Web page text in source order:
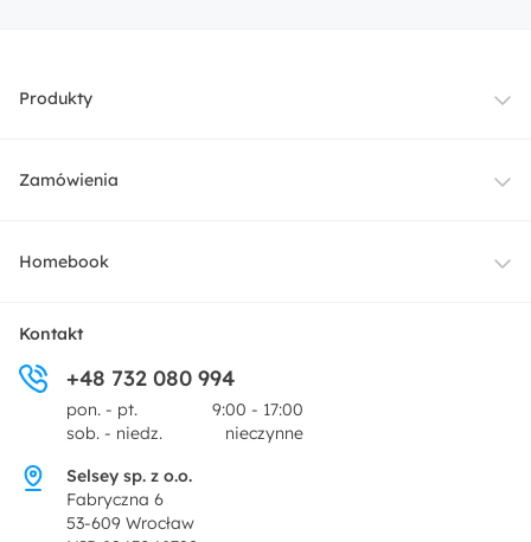
Tak
Produkty
Meble
Dekoracje i akcesoria
Promocje
Zamówienia
Dostawa
Zwroty
Pytania i odpowiedzi
Homebook
O nas
Centrum prasowe
Regulamin
Kontakt
+48 732 080 994
pon. - pt.
9:00 - 17:00
sob. - niedz.
nieczynne
Selsey sp. z o.o.
Fabryczna 6
53-609 Wrocław